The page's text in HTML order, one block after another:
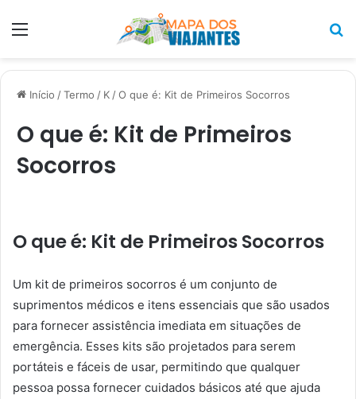
Menu
Início /Termo / K /O que é: Kit de Primeiros Socorros
O que é: Kit de Primeiros
Socorros
O que é: Kit de Primeiros Socorros
Um kit de primeiros socorros é um conjunto de
suprimentos médicos e itens essenciais que são usados
para fornecer assistência imediata em situações de
emergência. Esses kits são projetados para serem
portáteis e fáceis de usar, permitindo que qualquer
pessoa possa fornecer cuidados básicos até que ajuda